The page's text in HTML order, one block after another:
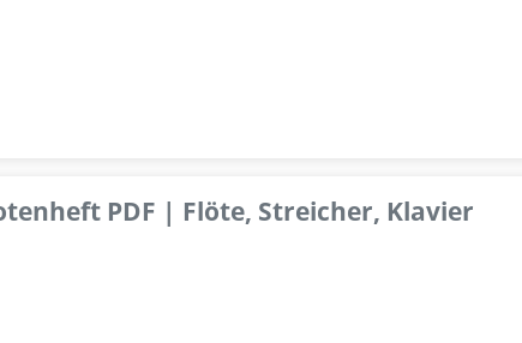
PDF | Flöte, Streicher, Klavier